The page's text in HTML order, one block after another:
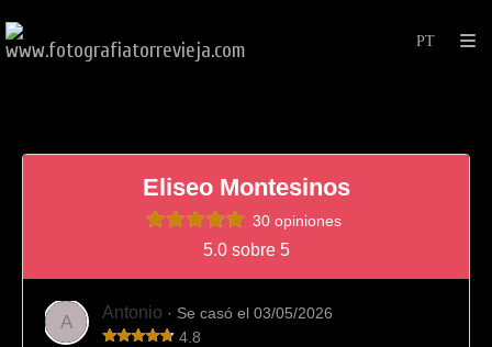
Eliseo Montesinos
30 opiniones
5.0 sobre 5
A Antonio · Se casó el 03/05/2026
4.8